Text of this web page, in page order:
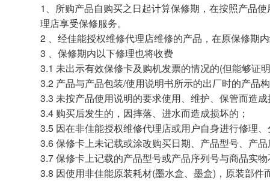
1、所购产品自购买之日起计算保修期，在按照产品
理店享受保修服务。
2 、经佳能授权维修代理店维修的产品，在原保修期
3 、保修期内以下修理也将收费
3.1 未出示有效保修卡及购机发票的情况的(但能够证
3.2 产品与产品包装/使用说明书所示的出厂时的产品
3.3 未按产品使用说明的要求使用、维护、保管而造
3.4 购买后发生的，因摔落、进水而造成损坏的；
3.5 因在非佳能授权维修代理店或用户自身进行修理、
3.6 保修卡上未记载或涂改购买日期、产品型号、产
3.7 保修卡上记载的产品型号或产品序列号与商品实物
3.8 因使用非佳能原装耗材(墨水盒、墨盒)，原装部件